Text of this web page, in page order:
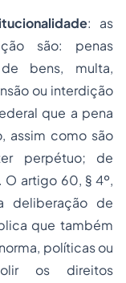
: as
são: penas
bens, multa,
ou interdição
que a pena
assim como são
perpétuo; de
artigo 60, § 4º,
deliberação de
que também
políticas ou
os direitos